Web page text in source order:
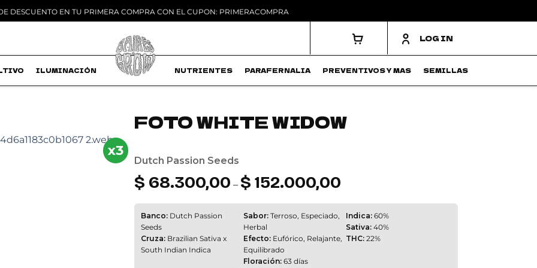
DESCUENTO EN TU PRIMERA COMPRA CON EL CUPON: PRIMERACOMPRA
LOG IN
ILUMINACIÓN MACETAS NUTRIENTES PARAFERNALIA PREVENTIVOS Y MAS SEMILLAS
Add to
wishlist
x3
FOTO WHITE WIDOW
Dutch Passion Seeds
$ 68.300,00 – $ 152.000,00
desde
$ 68.300,00
hasta
$ 152.000,00
Banco:Dutch Passion
Seeds
Cruza:Brazilian Sativa x
South Indian Indica
Sabor:Terroso, Especiado,
Herbal
Efecto:Eufórico, Relajante,
Equilibrado
Floración:63 días
Indica:60%
Sativa:40%
THC:22%